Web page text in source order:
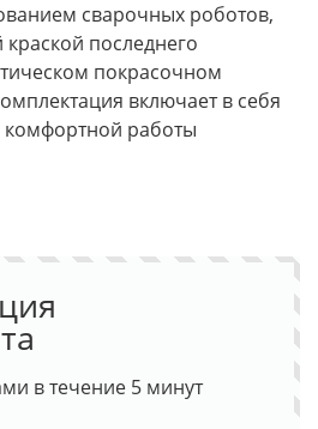
сварочных роботов,
последнего
покрасочном
включает в себя
комфортной работы
в течение 5 минут